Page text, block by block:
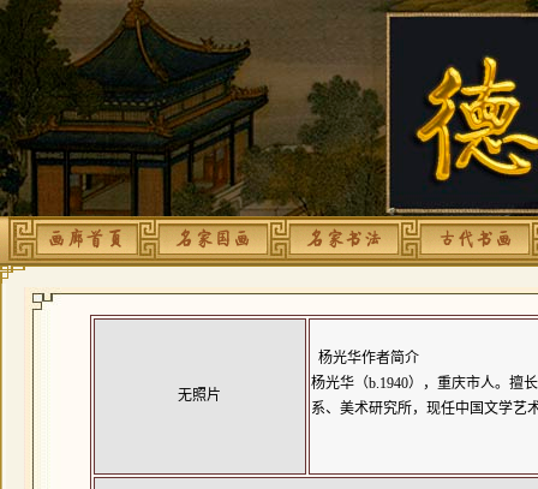
无照片
杨光华作者简介
杨光华（b.1940），重庆市人。擅
系、美术研究所，现任中国文学艺